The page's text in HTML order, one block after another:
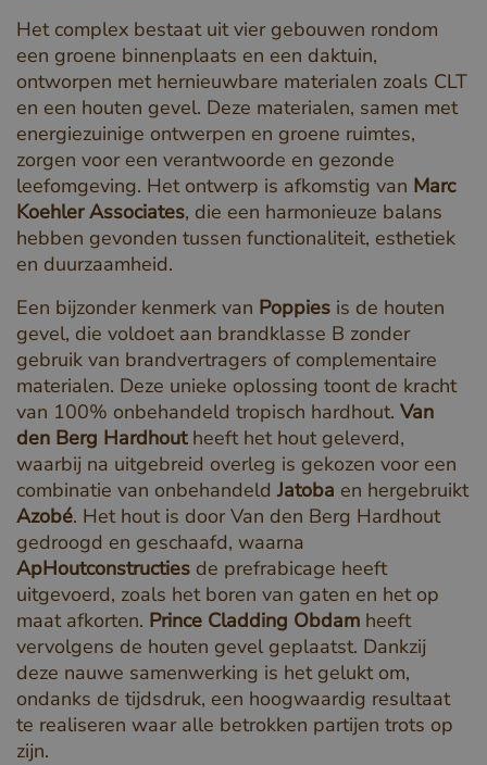
Het complex bestaat uit vier gebouwen rondom
een groene binnenplaats en een daktuin,
ontworpen met hernieuwbare materialen zoals CLT
en een houten gevel. Deze materialen, samen met
energiezuinige ontwerpen en groene ruimtes,
zorgen voor een verantwoorde en gezonde
leefomgeving. Het ontwerp is afkomstig van Marc
Koehler Associates, die een harmonieuze balans
hebben gevonden tussen functionaliteit, esthetiek
en duurzaamheid.
Een bijzonder kenmerk van Poppies is de houten
gevel, die voldoet aan brandklasse B zonder
gebruik van brandvertragers of complementaire
materialen. Deze unieke oplossing toont de kracht
van 100% onbehandeld tropisch hardhout. Van
den Berg Hardhoutheeft het hout geleverd,
waarbij na uitgebreid overleg is gekozen voor een
combinatie van onbehandeld Jatoba en hergebruikt
Azobé. Het hout is door Van den Berg Hardhout
gedroogd en geschaafd, waarna
ApHoutconstructies de prefrabicage heeft
uitgevoerd, zoals het boren van gaten en het op
maat afkorten. Prince Cladding Obdam heeft
vervolgens de houten gevel geplaatst. Dankzij
deze nauwe samenwerking is het gelukt om,
ondanks de tijdsdruk, een hoogwaardig resultaat
te realiseren waar alle betrokken partijen trots op
zijn.